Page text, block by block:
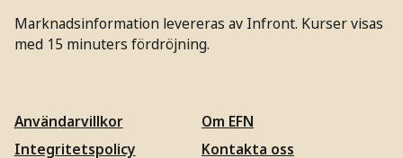
Marknadsinformation levereras av Infront. Kurser visas
med 15 minuters fördröjning.
Användarvillkor
Integritetspolicy
Om EFN
Kontakta oss